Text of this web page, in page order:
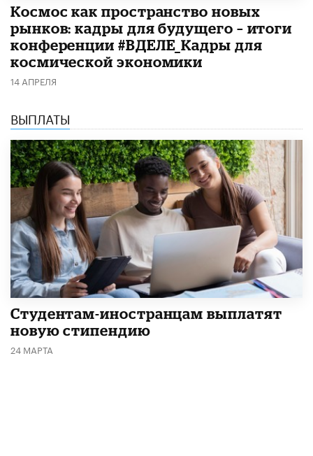
Космос как пространство новых
рынков: кадры для будущего – итоги
конференции #ВДЕЛЕ_Кадры для
космической экономики
14 АПРЕЛЯ
ВЫПЛАТЫ
Студентам-иностранцам выплатят
новую стипендию
24 МАРТА